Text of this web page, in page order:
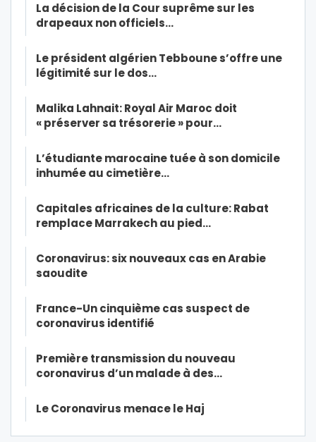
La décision de la Cour suprême sur les
drapeaux non officiels…
Le président algérien Tebboune s’offre une
légitimité sur le dos…
Malika Lahnait: Royal Air Maroc doit
« préserver sa trésorerie » pour…
L’étudiante marocaine tuée à son domicile
inhumée au cimetière…
Capitales africaines de la culture: Rabat
remplace Marrakech au pied…
Coronavirus: six nouveaux cas en Arabie
saoudite
France-Un cinquième cas suspect de
coronavirus identifié
Première transmission du nouveau
coronavirus d’un malade à des…
Le Coronavirus menace le Haj